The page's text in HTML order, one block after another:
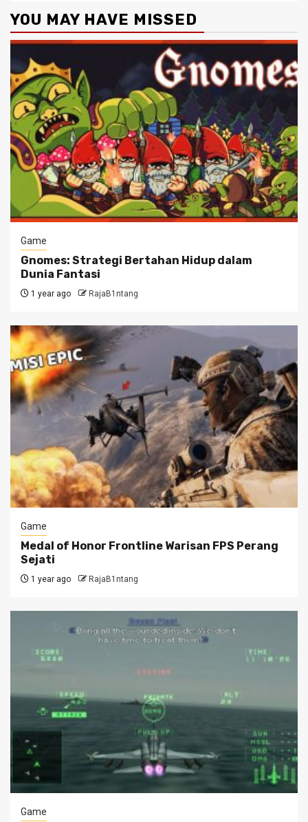
YOU MAY HAVE MISSED
Game
Gnomes: Strategi Bertahan Hidup dalam
Dunia Fantasi
1 year ago RajaB1ntang
Game
Medal of Honor Frontline Warisan FPS Perang
Sejati
1 year ago RajaB1ntang
Game